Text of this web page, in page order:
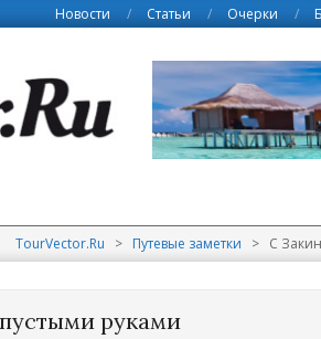
Новости Статьи Очерки
TourVector.Ru > Путевые заметки > С
руками